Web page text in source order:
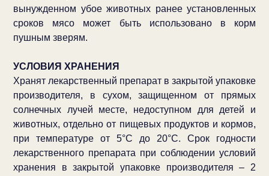
вынужденном убое животных ранее установленных
сроков мясо может быть использовано в корм
пушным зверям.
УСЛОВИЯ ХРАНЕНИЯ
Хранят лекарственный препарат в закрытой упаковке
производителя, в сухом, защищенном от прямых
солнечных лучей месте, недоступном для детей и
животных, отдельно от пищевых продуктов и кормов,
при температуре от 5°С до 20°С. Срок годности
лекарственного препарата при соблюдении условий
хранения в закрытой упаковке производителя – 2